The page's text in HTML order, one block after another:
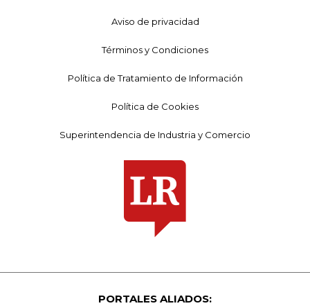
Aviso de privacidad
Términos y Condiciones
Política de Tratamiento de Información
Política de Cookies
Superintendencia de Industria y Comercio
PORTALES ALIADOS: